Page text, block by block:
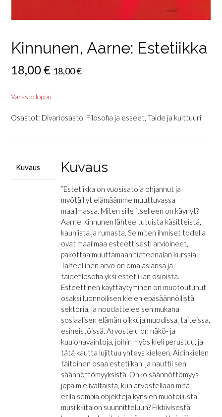
Kinnunen, Aarne: Estetiikka
18,00€ 18,00€
Varasto loppu
Osastot: Divariosasto, Filosofia ja esseet, Taide ja kulttuuri
Kuvaus Kuvaus
”Estetiikka on vuosisatoja ohjannut ja
myötäillyt elämäämme muuttuvassa
maailmassa. Miten sille itselleen on käynyt?
Aarne Kinnunen lähtee tutuista käsitteistä,
kauniista ja rumasta. Se miten ihmiset todella
ovat maailmaa esteettisesti arvioineet,
pakottaa muuttamaan tieteenalan kurssia.
Taiteellinen arvo on oma asiansa ja
taidefilosofia yksi estetiikan osioista.
Esteettinen käyttäytyminen on muotoutunut
osaksi luonnollisen kielen epäsäännöllistä
sektoria, ja noudattelee sen mukana
sosiaalisen elämän oikkuja muodissa, taiteissa,
esineistöissä. Arvostelu on näkö- ja
kuulohavaintoja, joihin myös kieli perustuu, ja
tätä kautta lujittuu yhteys kieleen. Äidinkielen
taitoinen osaa estetiikan, ja nauttii sen
säännöttömyyksistä. Onko säännöttömyys
jopa mielivaltaista, kun arvostellaan mitä
erilaisempia objekteja kynsien muotoilusta
musiikkitalon suunnitteluun? Fiktiivisestä